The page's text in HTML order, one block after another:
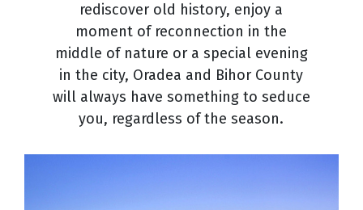
rediscover old history, enjoy a
moment of reconnection in the
middle of nature or a special evening
in the city, Oradea and Bihor County
will always have something to seduce
you, regardless of the season.